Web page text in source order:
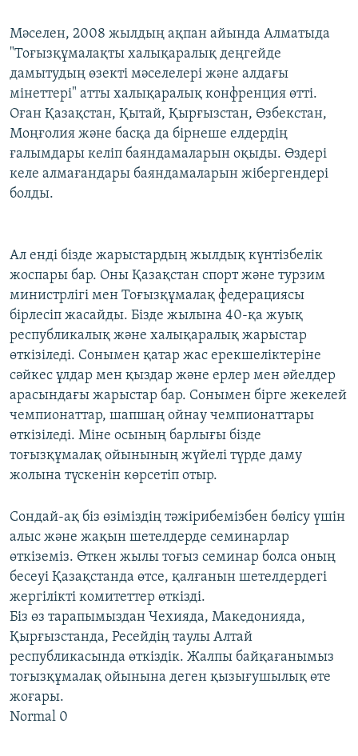
Мәселен, 2008 жылдың ақпан айында Алматыда
"Тоғызқұмалақты халықаралық деңгейде
дамытудың өзекті мәселелері және алдағы
мінеттері" атты халықаралық конфренция өтті.
Оған Қазақстан, Қытай, Қырғызстан, Өзбекстан,
Моңғолия және басқа да бірнеше елдердің
ғалымдары келіп баяндамаларын оқыды. Өздері
келе алмағандары баяндамаларын жібергендері
болды.
Ал енді бізде жарыстардың жылдық күнтізбелік
жоспары бар. Оны Қазақстан спорт және турзим
министрлігі мен Тоғызқұмалақ федерациясы
бірлесіп жасайды. Бізде жылына 40-қа жуық
республикалық және халықаралық жарыстар
өткізіледі. Сонымен қатар жас ерекшеліктеріне
сәйкес ұлдар мен қыздар және ерлер мен әйелдер
арасындағы жарыстар бар. Сонымен бірге жекелей
чемпионаттар, шапшаң ойнау чемпионаттары
өткізіледі. Міне осының барлығы бізде
тоғызқұмалақ ойынының жүйелі түрде даму
жолына түскенін көрсетіп отыр.
Сондай-ақ біз өзіміздің тәжірибемізбен бөлісу үшін
алыс және жақын шетелдерде семинарлар
өткіземіз. Өткен жылы тоғыз семинар болса оның
бесеуі Қазақстанда өтсе, қалғанын шетелдердегі
жергілікті комитеттер өткізді.
Біз өз тарапымыздан Чехияда, Македонияда,
Қырғызстанда, Ресейдің таулы Алтай
республикасында өткіздік. Жалпы байқағанымыз
тоғызқұмалақ ойынына деген қызығушылық өте
жоғары.
Normal 0